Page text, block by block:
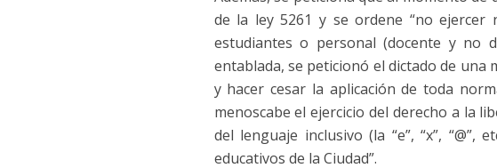
de la ley 5261 y se ordene “no
estudiantes o personal (docente y no
entablada, se peticionó el dictado de una
y hacer cesar la aplicación de toda
menoscabe el ejercicio del derecho a la
del lenguaje inclusivo (la “e”, “x”,
educativos de la Ciudad”.